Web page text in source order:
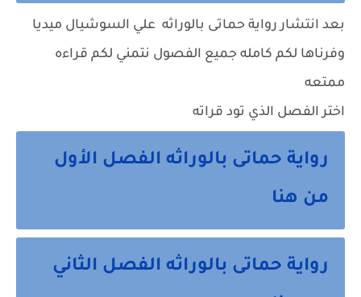
بعد انتشار رواية حماتى بالوراثه علي السوشيال ميديا
وفرناها لكم كامله جميع الفصول نتمني لكم قراءه
ممتعه
اختر الفصل الذي تود قراته
رواية حماتى بالوراثه الفصل الأول
من هنا
رواية حماتى بالوراثه الفصل الثاني